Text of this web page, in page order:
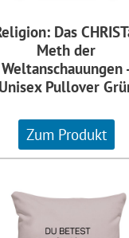
Das
Meth der
Weltanschauungen
Unisex Pullover
Zum Produkt